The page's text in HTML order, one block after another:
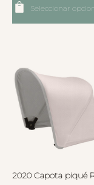
Seleccionar
2020 Capota piqué